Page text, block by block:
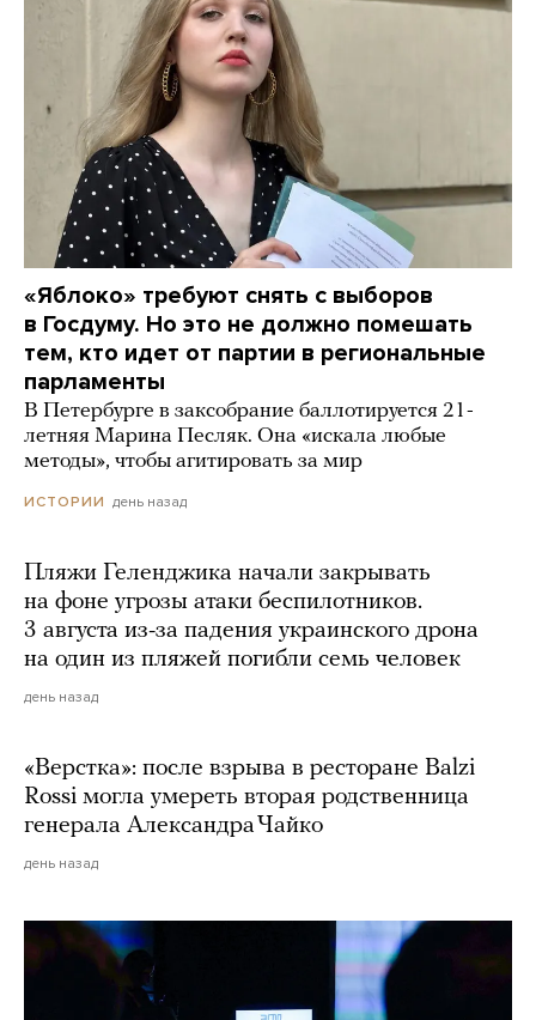
«Яблоко» требуют снять с выборов
в Госдуму. Но это не должно помешать
тем, кто идет от партии в региональные
парламенты
В Петербурге в заксобрание баллотируется 21-
летняя Марина Песляк. Она «искала любые
методы», чтобы агитировать за мир
ИСТОРИИ день назад
Пляжи Геленджика начали закрывать
на фоне угрозы атаки беспилотников.
3 августа из-за падения украинского дрона
на один из пляжей погибли семь человек
день назад
«Верстка»: после взрыва в ресторане Balzi
Rossi могла умереть вторая родственница
генерала Александра Чайко
день назад